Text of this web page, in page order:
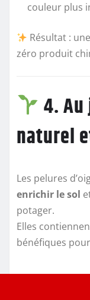
couleur plus
Résultat :
zéro produit
4.
naturel
Les pelures
enrichir le sol
potager.
Elles
bénéfiques